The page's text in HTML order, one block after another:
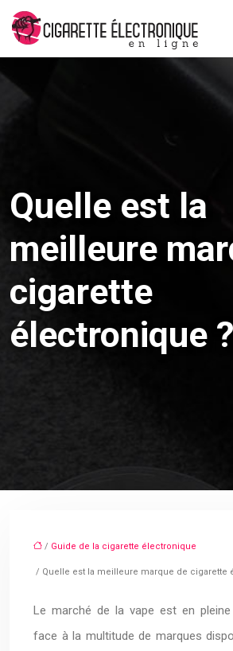
Quelle est la
meilleure
cigarette
électronique ?
/ Guide de la cigarette électronique
/ Quelle est la meilleure marque de cigarette
Le marché de la vape est en pleine
face à la multitude de marques